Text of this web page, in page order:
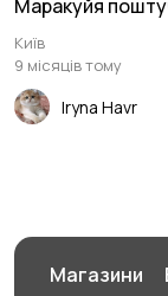
Маракуйя
Київ
9 місяців тому
Iryna Havr
Магазини